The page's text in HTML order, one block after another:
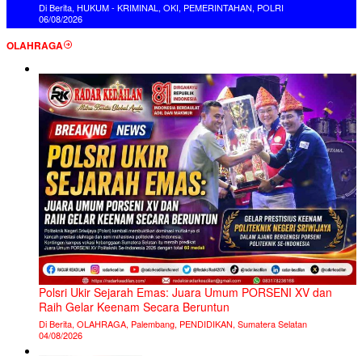
Di Berita, HUKUM - KRIMINAL, OKI, PEMERINTAHAN, POLRI
06/08/2026
OLAHRAGA
Polsri Ukir Sejarah Emas: Juara Umum PORSENI XV dan
Raih Gelar Keenam Secara Beruntun
Di Berita, OLAHRAGA, Palembang, PENDIDIKAN, Sumatera Selatan
04/08/2026